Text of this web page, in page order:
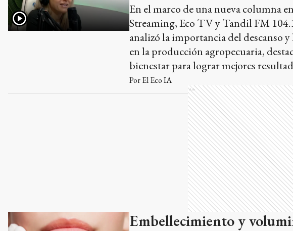
En el marco de una nueva columna
Streaming, Eco TV y Tandil FM
analizó la importancia del descanso
en la producción agropecuaria,
bienestar para lograr mejores
PorEl Eco IA
Ads
Embellecimiento y